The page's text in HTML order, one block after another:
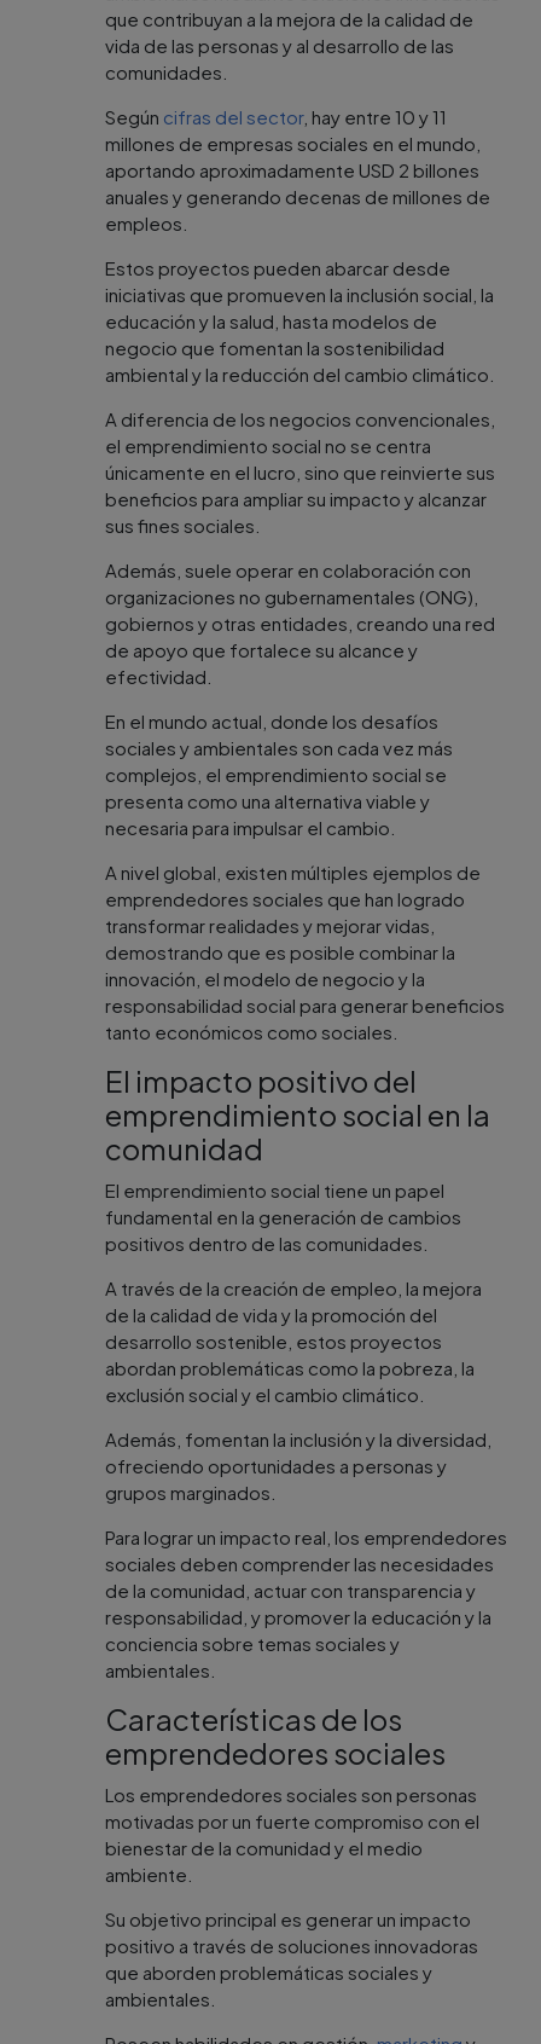
que contribuyan a la mejora de la calidad de
vida de las personas y al desarrollo de las
comunidades.
Según cifras del sector, hay entre 10 y 11
millones de empresas sociales en el mundo,
aportando aproximadamente USD 2 billones
anuales y generando decenas de millones de
empleos.
Estos proyectos pueden abarcar desde
iniciativas que promueven la inclusión social, la
educación y la salud, hasta modelos de
negocio que fomentan la sostenibilidad
ambiental y la reducción del cambio climático.
A diferencia de los negocios convencionales,
el emprendimiento social no se centra
únicamente en el lucro, sino que reinvierte sus
beneficios para ampliar su impacto y alcanzar
sus fines sociales.
Además, suele operar en colaboración con
organizaciones no gubernamentales (ONG),
gobiernos y otras entidades, creando una red
de apoyo que fortalece su alcance y
efectividad.
En el mundo actual, donde los desafíos
sociales y ambientales son cada vez más
complejos, el emprendimiento social se
presenta como una alternativa viable y
necesaria para impulsar el cambio.
A nivel global, existen múltiples ejemplos de
emprendedores sociales que han logrado
transformar realidades y mejorar vidas,
demostrando que es posible combinar la
innovación, el modelo de negocio y la
responsabilidad social para generar beneficios
tanto económicos como sociales.
El impacto positivo del
emprendimiento social en la
comunidad
El emprendimiento social tiene un papel
fundamental en la generación de cambios
positivos dentro de las comunidades.
A través de la creación de empleo, la mejora
de la calidad de vida y la promoción del
desarrollo sostenible, estos proyectos
abordan problemáticas como la pobreza, la
exclusión social y el cambio climático.
Además, fomentan la inclusión y la diversidad,
ofreciendo oportunidades a personas y
grupos marginados.
Para lograr un impacto real, los emprendedores
sociales deben comprender las necesidades
de la comunidad, actuar con transparencia y
responsabilidad, y promover la educación y la
conciencia sobre temas sociales y
ambientales.
Características de los
emprendedores sociales
Los emprendedores sociales son personas
motivadas por un fuerte compromiso con el
bienestar de la comunidad y el medio
ambiente.
Su objetivo principal es generar un impacto
positivo a través de soluciones innovadoras
que aborden problemáticas sociales y
ambientales.